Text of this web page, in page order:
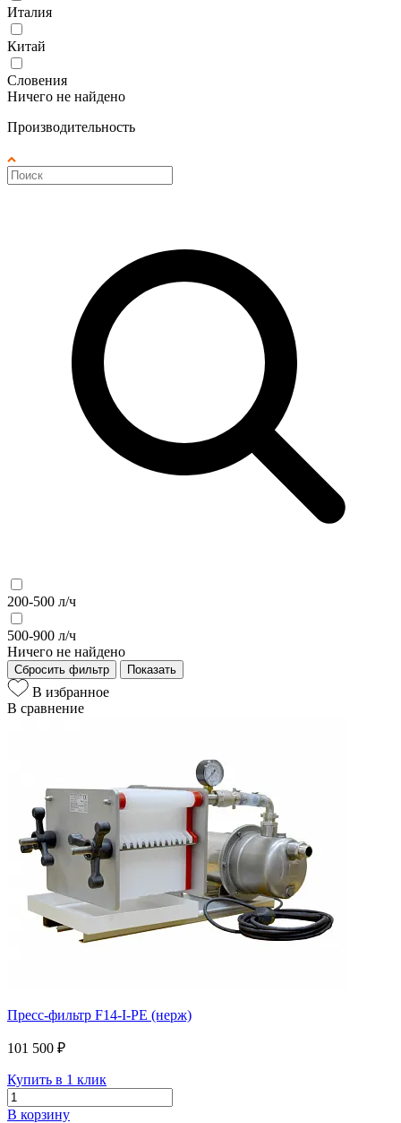
Италия
Китай
Словения
Ничего не найдено
Производительность
200-500 л/ч
500-900 л/ч
Ничего не найдено
Сбросить фильтр Показать
В избранное
В сравнение
Пресс-фильтр F14-I-PE (нерж)
101 500 ₽
Купить в 1 клик
В корзину